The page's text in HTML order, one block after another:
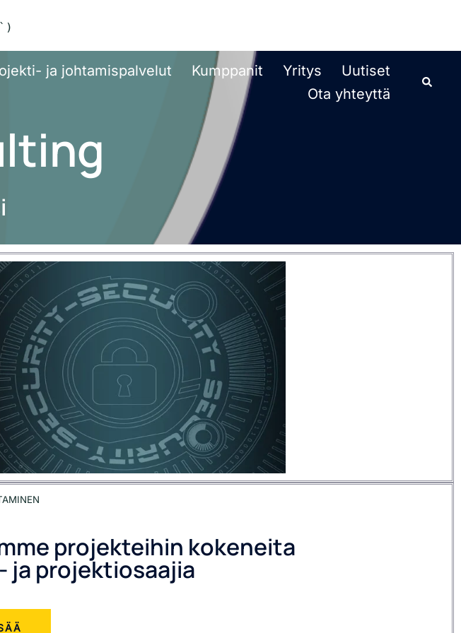
ja johtamispalvelut Kumppanit Yritys
Uutiset
Ota yhteyttä
projekteihin kokeneita
ja projektiosaajia